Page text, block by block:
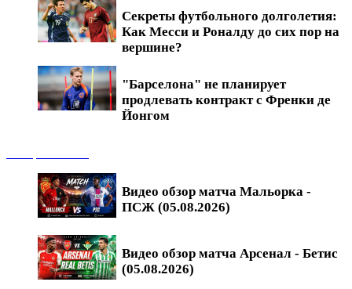
Секреты футбольного долголетия:
Как Месси и Роналду до сих пор на
вершине?
"Барселона" не планирует
продлевать контракт с Френки де
Йонгом
Видео обзор матча Мальорка -
ПСЖ (05.08.2026)
Видео обзор матча Арсенал - Бетис
(05.08.2026)